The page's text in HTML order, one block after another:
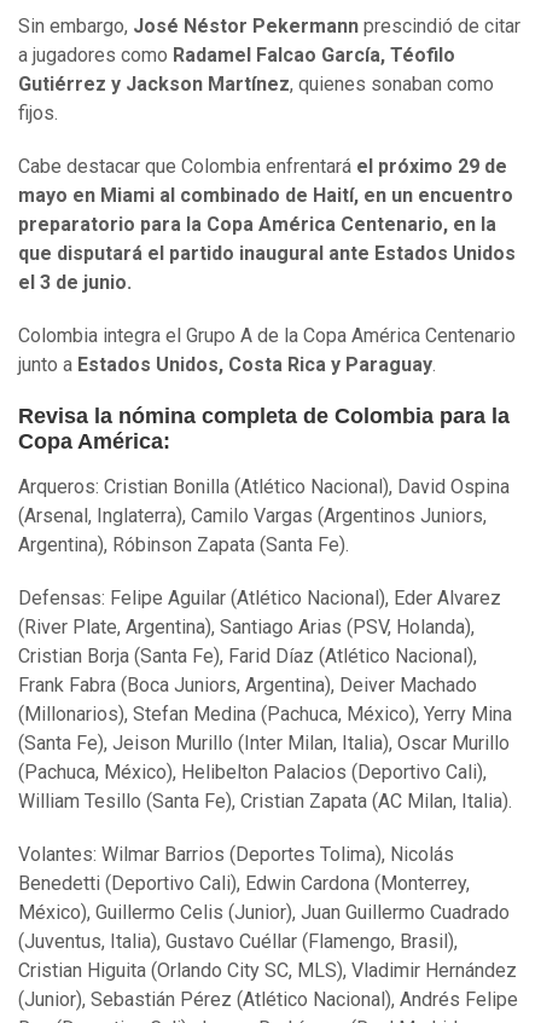
Sin embargo, José Néstor Pekermann prescindió de citar
a jugadores como Radamel Falcao García, Téofilo
Gutiérrez y Jackson Martínez, quienes sonaban como
fijos.
Cabe destacar que Colombia enfrentará el próximo 29 de
mayo en Miami al combinado de Haití, en un encuentro
preparatorio para la Copa América Centenario, en la
que disputará el partido inaugural ante Estados Unidos
el 3 de junio.
Colombia integra el Grupo A de la Copa América Centenario
junto a Estados Unidos, Costa Rica y Paraguay.
Revisa la nómina completa de Colombia para la
Copa América:
Arqueros: Cristian Bonilla (Atlético Nacional), David Ospina
(Arsenal, Inglaterra), Camilo Vargas (Argentinos Juniors,
Argentina), Róbinson Zapata (Santa Fe).
Defensas: Felipe Aguilar (Atlético Nacional), Eder Alvarez
(River Plate, Argentina), Santiago Arias (PSV, Holanda),
Cristian Borja (Santa Fe), Farid Díaz (Atlético Nacional),
Frank Fabra (Boca Juniors, Argentina), Deiver Machado
(Millonarios), Stefan Medina (Pachuca, México), Yerry Mina
(Santa Fe), Jeison Murillo (Inter Milan, Italia), Oscar Murillo
(Pachuca, México), Helibelton Palacios (Deportivo Cali),
William Tesillo (Santa Fe), Cristian Zapata (AC Milan, Italia).
Volantes: Wilmar Barrios (Deportes Tolima), Nicolás
Benedetti (Deportivo Cali), Edwin Cardona (Monterrey,
México), Guillermo Celis (Junior), Juan Guillermo Cuadrado
(Juventus, Italia), Gustavo Cuéllar (Flamengo, Brasil),
Cristian Higuita (Orlando City SC, MLS), Vladimir Hernández
(Junior), Sebastián Pérez (Atlético Nacional), Andrés Felipe